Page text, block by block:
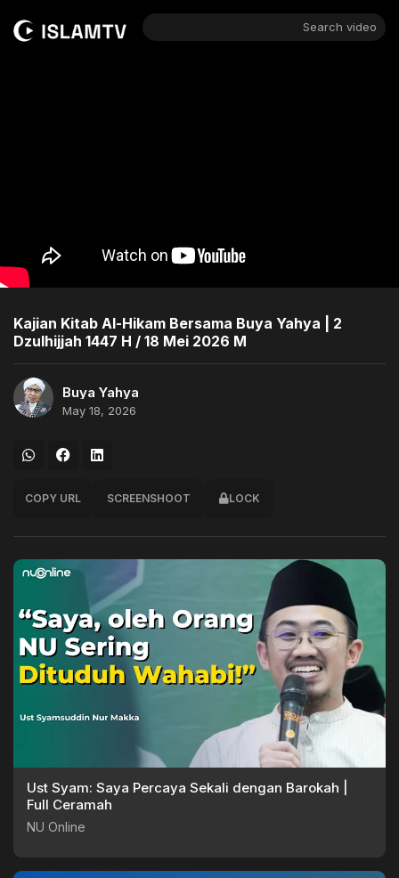
Search video
Kajian Kitab Al-Hikam Bersama Buya Yahya | 2
Dzulhijjah 1447 H / 18 Mei 2026 M
Buya Yahya
May 18, 2026
COPY URL SCREENSHOOT LOCK
Ust Syam: Saya Percaya Sekali dengan Barokah |
Full Ceramah
NU Online